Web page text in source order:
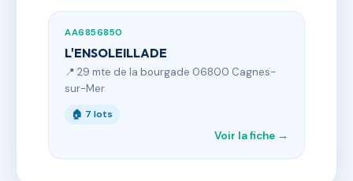
AA6856850
L'ENSOLEILLADE
📍 29 mte de la bourgade 06800 Cagnes-
sur-Mer
🏠 7 lots
Voir la fiche →